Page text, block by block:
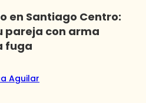
en Santiago Centro:
pareja con arma
fuga
Aguilar